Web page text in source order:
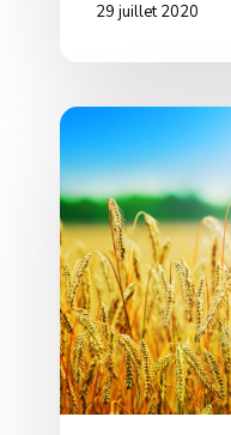
29 juillet 2020
Non
au
capitalisme
vert
et
oui
à
l’économie
verte
maîtrisée